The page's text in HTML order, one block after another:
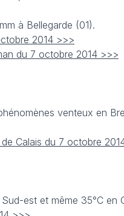
à Bellegarde (01).
2014 >>>
du 7 octobre 2014 >>>
venteux en
Calais du 7 octobre
est et même 35°C en